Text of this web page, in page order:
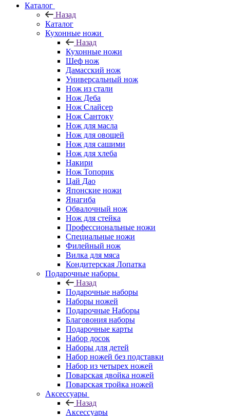
Каталог
Назад
Каталог
Кухонные ножи
Назад
Кухонные ножи
Шеф нож
Дамасский нож
Универсальный нож
Нож из стали
Нож Деба
Нож Слайсер
Нож Сантоку
Нож для масла
Нож для овощей
Нож для сашими
Нож для хлеба
Накири
Нож Топорик
Цай Дао
Японские ножи
Янагиба
Обвалочный нож
Нож для стейка
Профессиональные ножи
Специальные ножи
Филейный нож
Вилка для мяса
Кондитерская Лопатка
Подарочные наборы
Назад
Подарочные наборы
Наборы ножей
Подарочные Наборы
Благовония наборы
Подарочные карты
Набор досок
Наборы для детей
Набор ножей без подставки
Набор из четырех ножей
Поварская двойка ножей
Поварская тройка ножей
Аксессуары
Назад
Аксессуары